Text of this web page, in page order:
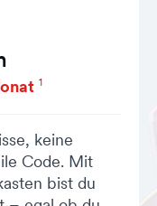
1
keine
Code. Mit
bist du